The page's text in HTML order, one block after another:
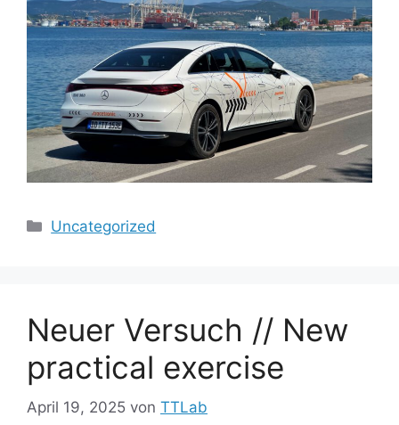
Kategorien
Uncategorized
Neuer Versuch // New
practical exercise
April 19, 2025 von TTLab